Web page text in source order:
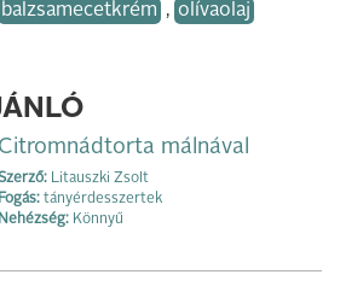
balzsamecetkrém , olívaolaj
Citromnádtorta málnával
Litauszki Zsolt
Fogás: tányérdesszertek
Nehézség: Könnyű